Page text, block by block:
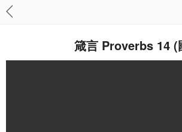
箴言 Proverbs 14 (